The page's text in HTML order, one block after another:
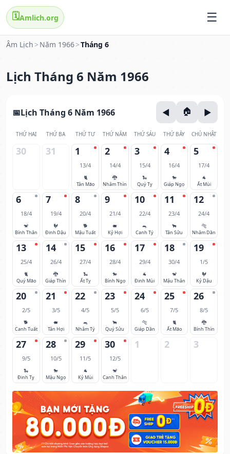
🗓️Amlich.org
Âm Lịch > Năm 1966>Tháng 6
Lịch Tháng 6 Năm 1966
Lịch Tháng 6 Năm 1966
THỨ HAI THỨ BA THỨ TƯ THỨ NĂM THỨ SÁU THỨ BẢY CHỦ NHẬT
30 31 1
13/4
🐈
Tân Mão
2
14/4
🐉
Nhâm Thìn
3
15/4
🐍
Quý Tỵ
4
16/4
🐎
Giáp Ngọ
5
17/4
🐐
Ất Mùi
6
18/4
🐒
Bính Thân
7
19/4
🐓
Đinh Dậu
8
20/4
🐕
Mậu Tuất
9
21/4
🐖
Kỷ Hợi
10
22/4
🐀
Canh Tý
11
23/4
🐂
Tân Sửu
12
24/4
🐅
Nhâm Dần
13
25/4
🐈
Quý Mão
14
26/4
🐉
Giáp Thìn
15
27/4
🐍
Ất Tỵ
16
28/4
🐎
Bính Ngọ
17
29/4
🐐
Đinh Mùi
18
30/4
🐒
Mậu Thân
19
1/5
🐓
Kỷ Dậu
20
2/5
🐕
Canh Tuất
21
3/5
🐖
Tân Hợi
22
4/5
🐀
Nhâm Tý
23
5/5
🐂
Quý Sửu
24
6/5
🐅
Giáp Dần
25
7/5
🐈
Ất Mão
26
8/5
🐉
Bính Thìn
27
9/5
🐍
Đinh Tỵ
28
10/5
🐎
Mậu Ngọ
29
11/5
🐐
Kỷ Mùi
30
12/5
🐒
Canh Thân
1 2 3